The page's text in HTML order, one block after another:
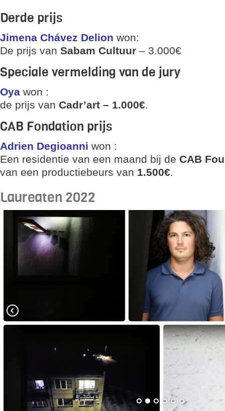
Derde prijs
Jimena Chávez Delion won:
De prijs van Sabam Cultuur – 3.000€
Speciale vermelding van de jury
Oya won :
de prijs van Cadr’art – 1.000€.
CAB Fondation prijs
Adrien Degioanni won :
Een residentie van een maand bij de CAB
van een productiebeurs van 1.500€.
Laureaten 2022